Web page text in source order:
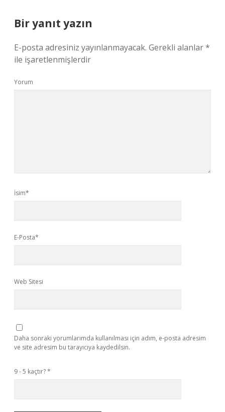
Bir yanıt yazın
E-posta adresiniz yayınlanmayacak. Gerekli alanlar*
ile işaretlenmişlerdir
Yorum
İsim*
E-Posta*
Web Sitesi
Daha sonraki yorumlarımda kullanılması için adım, e-posta adresim
ve site adresim bu tarayıcıya kaydedilsin.
9 - 5 kaçtır?*